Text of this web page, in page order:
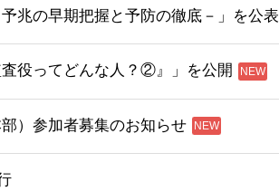
兆の早期把握と予防の徹底－」を公表
役ってどんな人？②』」を公開
）参加者募集のお知らせ